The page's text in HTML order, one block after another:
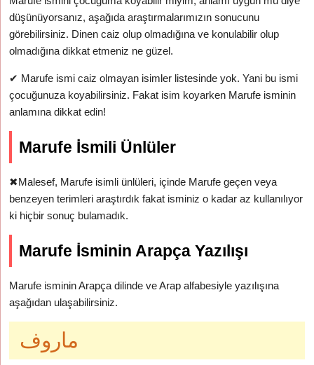
düşünüyorsanız, aşağıda araştırmalarımızın sonucunu
görebilirsiniz. Dinen caiz olup olmadığına ve konulabilir olup
olmadığına dikkat etmeniz ne güzel.
✔ Marufe ismi caiz olmayan isimler listesinde yok. Yani bu ismi
çocuğunuza koyabilirsiniz. Fakat isim koyarken Marufe isminin
anlamına dikkat edin!
Marufe İsmili Ünlüler
✖Malesef, Marufe isimli ünlüleri, içinde Marufe geçen veya
benzeyen terimleri araştırdık fakat isminiz o kadar az kullanılıyor
ki hiçbir sonuç bulamadık.
Marufe İsminin Arapça Yazılışı
Marufe isminin Arapça dilinde ve Arap alfabesiyle yazılışına
aşağıdan ulaşabilirsiniz.
ماروف